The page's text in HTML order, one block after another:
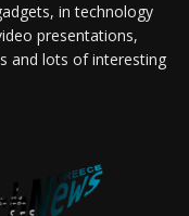
in technology
presentations,
and lots of interesting